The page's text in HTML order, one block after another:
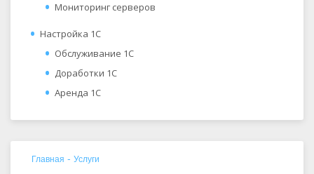
Мониторинг серверов
Настройка 1С
Обслуживание 1С
Доработки 1С
Аренда 1С
Главная - Услуги